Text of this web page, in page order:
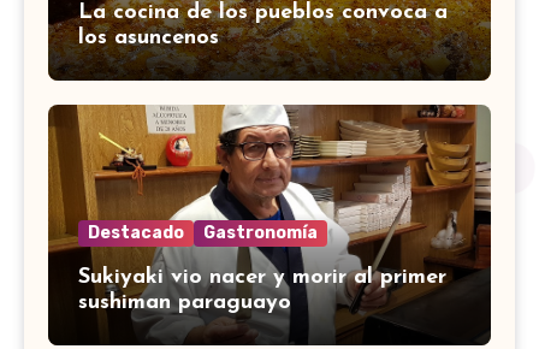
La cocina de los pueblos convoca a
los asuncenos
Destacado Gastronomía
Sukiyaki vio nacer y morir al primer
sushiman paraguayo